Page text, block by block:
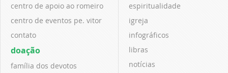
centro de apoio ao romeiro
centro de eventos pe. vitor
contato
doação
família dos devotos
espiritualidade
igreja
infográficos
libras
notícias